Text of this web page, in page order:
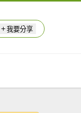
我要分享